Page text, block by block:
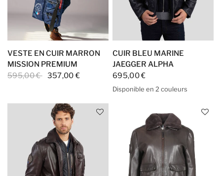
VESTE EN CUIR MARRON
MISSION PREMIUM
595,00 € 357,00 €
CUIR BLEU MARINE
JAEGGER ALPHA
695,00 €
Navy BlueNAVY BLUE
Disponible en 2 couleurs